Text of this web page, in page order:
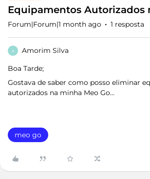
Equipamentos Autorizados
Forum|Forum|1 month ago 1 resposta
A Amorim Silva
Boa Tarde;
Gostava de saber como posso eliminar
autorizados na minha Meo Go…
meo go